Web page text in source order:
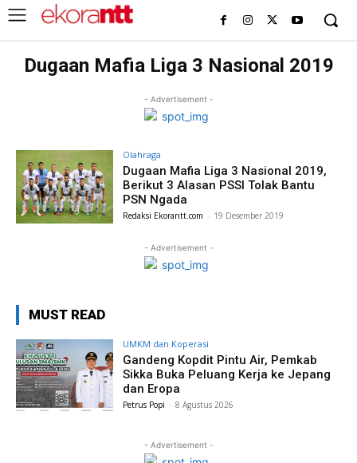
Dugaan Mafia Liga 3 Nasional 2019
- Advertisement -
Olahraga
Dugaan Mafia Liga 3 Nasional 2019,
Berikut 3 Alasan PSSI Tolak Bantu
PSN Ngada
Redaksi Ekorantt.com - 19 Desember 2019
- Advertisement -
MUST READ
UMKM dan Koperasi
Gandeng Kopdit Pintu Air, Pemkab
Sikka Buka Peluang Kerja ke Jepang
dan Eropa
Petrus Popi - 8 Agustus 2026
- Advertisement -